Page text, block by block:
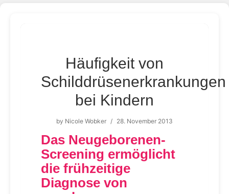
Häufigkeit von
Schilddrüsenerkrankungen
bei Kindern
by Nicole Wobker / 28. November 2013
Das Neugeborenen-
Screening ermöglicht
die frühzeitige
Diagnose von